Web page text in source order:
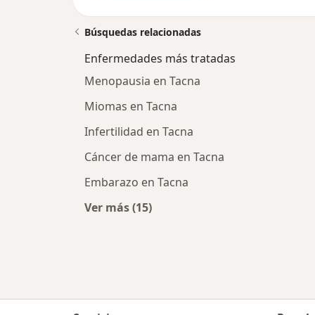
Búsquedas relacionadas
Enfermedades más tratadas
Menopausia en Tacna
Miomas en Tacna
Infertilidad en Tacna
Cáncer de mama en Tacna
Embarazo en Tacna
Ver más (15)